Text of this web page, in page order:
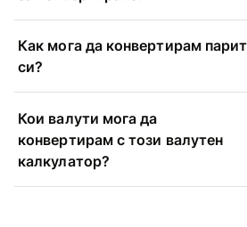
Как мога да конвертирам
си?
Кои валути мога да
конвертирам с този валутен
калкулатор?